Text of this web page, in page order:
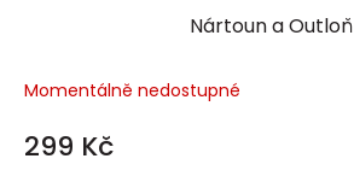
Nártoun a Outloň
Momentálně nedostupné
299 Kč